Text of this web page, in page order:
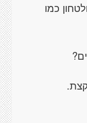
כמו